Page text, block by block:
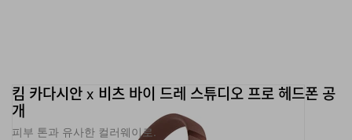
킴 카다시안 x 비츠 바이 드레 스튜디오 프로 헤드폰 공
개
피부 톤과 유사한 컬러웨이로.